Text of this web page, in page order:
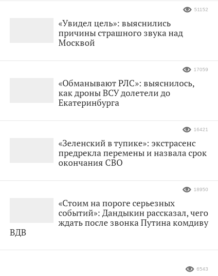
«Увидел цель»: выяснились
причины страшного звука над
Москвой
51152
«Обманывают РЛС»: выяснилось,
как дроны ВСУ долетели до
Екатеринбурга
17059
«Зеленский в тупике»: экстрасенс
предрекла перемены и назвала срок
окончания СВО
16421
«Стоим на пороге серьезных
событий»: Дандыкин рассказал, чего
ждать после звонка Путина комдиву
ВДВ
18950
6543